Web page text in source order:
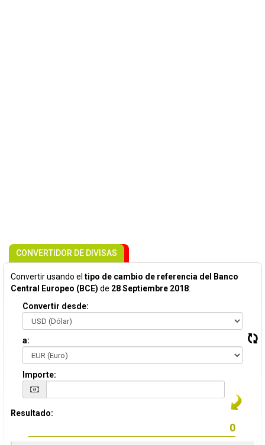
CONVERTIDOR DE DIVISAS
Convertir usando el tipo de cambio de referencia del Banco
Central Europeo (BCE) de 28 Septiembre 2018:
Convertir desde:
a:
Importe:
Resultado: